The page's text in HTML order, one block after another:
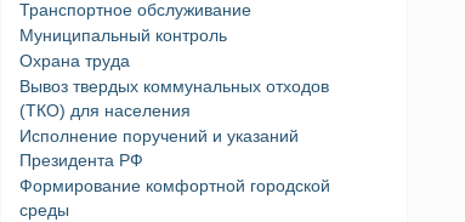
Транспортное обслуживание
Муниципальный контроль
Охрана труда
Вывоз твердых коммунальных отходов
(ТКО) для населения
Исполнение поручений и указаний
Президента РФ
Формирование комфортной городской
среды